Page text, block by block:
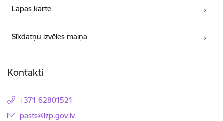
Lapas karte
Sīkdatņu izvēles maiņa
Kontakti
+371 62801521
E-pasts:
pasts@lzp.gov.lv